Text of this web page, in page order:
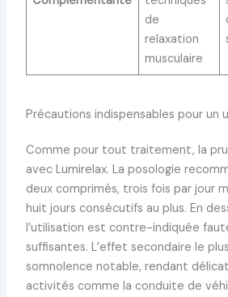
de
relaxation
musculaire
Précautions indispensables pour un
Comme pour tout traitement, la
avec Lumirelax. La posologie
deux comprimés, trois fois par jour
huit jours consécutifs au plus. En
l’utilisation est contre-indiquée
suffisantes. L’effet secondaire le
somnolence notable, rendant
activités comme la conduite de